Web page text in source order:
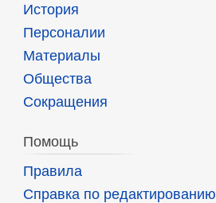
История
Персоналии
Материалы
Общества
Сокращения
Помощь
Правила
Справка по редактированию